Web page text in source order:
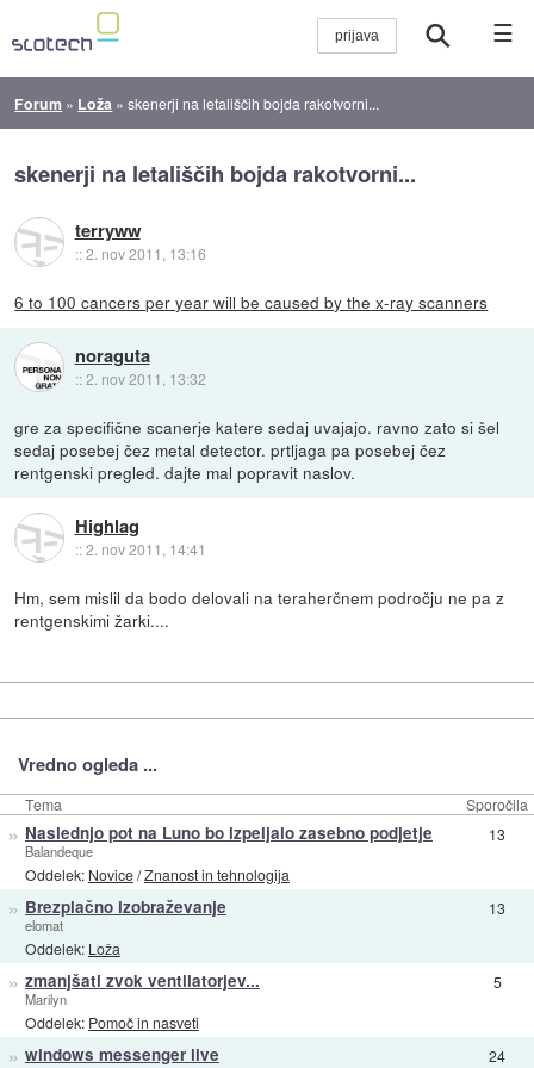
☰
Forum » Loža »skenerji na letališčih bojda rakotvorni...
skenerji na letališčih bojda rakotvorni...
terryww
::2. nov 2011, 13:16
6 to 100 cancers per year will be caused by the x-ray scanners
noraguta
::2. nov 2011, 13:32
gre za specifične scanerje katere sedaj uvajajo. ravno zato si šel
sedaj posebej čez metal detector. prtljaga pa posebej čez
rentgenski pregled. dajte mal popravit naslov.
Highlag
::2. nov 2011, 14:41
Hm, sem mislil da bodo delovali na teraherčnem področju ne pa z
rentgenskimi žarki....
Vredno ogleda ...
Tema Sporočila
» Naslednjo pot na Luno bo izpeljalo zasebno podjetje
Balandeque
Oddelek: Novice/Znanost in tehnologija
13
» Brezplačno izobraževanje
elomat
Oddelek: Loža
13
» zmanjšati zvok ventilatorjev...
Marilyn
Oddelek: Pomoč in nasveti
5
» windows messenger live 24